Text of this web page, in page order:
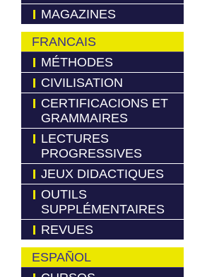
MAGAZINES
FRANCAIS
MÉTHODES
CIVILISATION
CERTIFICACIONS ET
GRAMMAIRES
LECTURES
PROGRESSIVES
JEUX DIDACTIQUES
OUTILS
SUPPLÉMENTAIRES
REVUES
ESPAÑOL